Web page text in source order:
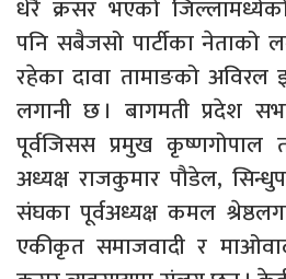
धेरै क्रसर भएको
पनि सबैजसो पार्टीका नेताको
रहेका दावा तामाङको अविरल
लगानी छ । बागमती प्रदेश
पूर्वजिसस प्रमुख कृष्णगोपाल
अध्यक्ष राजकुमार पौडेल,
संघका पूर्वअध्यक्ष कमल
एकीकृत समाजवादी र